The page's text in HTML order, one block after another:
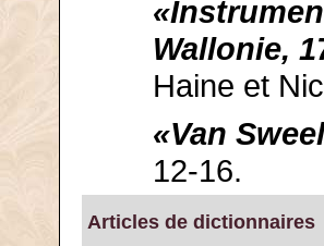
Wallonie,
Haine et
«Van
12-16.
Articles de dictionnaires